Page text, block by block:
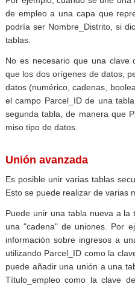
de empleo a una capa que
podría ser Nombre_Distrito, si
tablas.
No es necesario que una clave
que los dos orígenes de datos,
datos (numérico, cadenas,
el campo Parcel_ID de una
segunda tabla, de manera que
miso tipo de datos.
Unión avanzada
Es posible unir varias tablas
Esto se puede realizar de varias
Puede unir una tabla nueva a
una "cadena" de uniones. Por
información sobre ingresos a
utilizando Parcel_ID como la
puede añadir una unión a una
Título_empleo como la clave